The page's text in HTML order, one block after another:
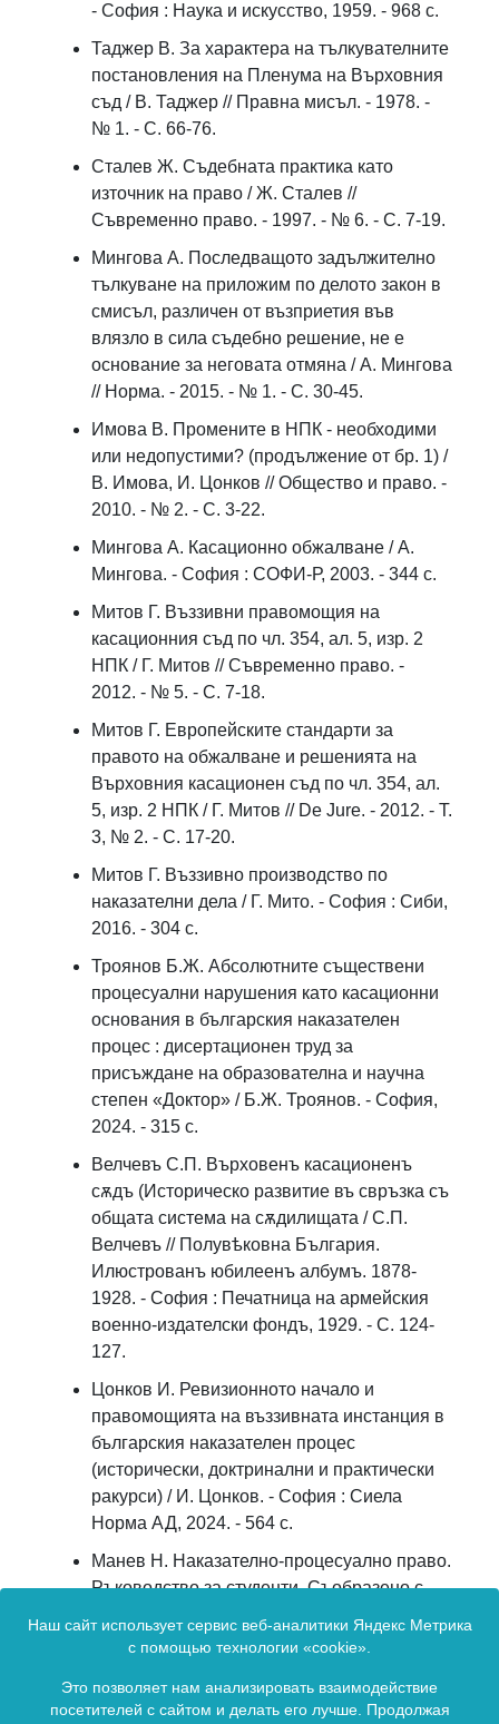
- София : Наука и искусство, 1959. - 968 c.
Таджер В. За характера на тълкувателните
постановления на Пленума на Върховния
съд / В. Таджер // Правна мисъл. - 1978. -
№ 1. - С. 66-76.
Сталев Ж. Съдебната практика като
източник на право / Ж. Сталев //
Съвременно право. - 1997. - № 6. - С. 7-19.
Мингова А. Последващото задължително
тълкуване на приложим по делото закон в
смисъл, различен от възприетия във
влязло в сила съдебно решение, не е
основание за неговата отмяна / А. Мингова
// Норма. - 2015. - № 1. - С. 30-45.
Имова В. Промените в НПК - необходими
или недопустими? (продължение от бр. 1) /
В. Имова, И. Цонков // Общество и право. -
2010. - № 2. - С. 3-22.
Мингова А. Касационно обжалване / А.
Мингова. - София : СОФИ-Р, 2003. - 344 с.
Митов Г. Въззивни правомощия на
касационния съд по чл. 354, ал. 5, изр. 2
НПК / Г. Митов // Съвременно право. -
2012. - № 5. - С. 7-18.
Митов Г. Европейските стандарти за
правото на обжалване и решенията на
Върховния касационен съд по чл. 354, ал.
5, изр. 2 НПК / Г. Митов // De Jure. - 2012. - Т.
3, № 2. - С. 17-20.
Митов Г. Въззивно производство по
наказателни дела / Г. Мито. - София : Сиби,
2016. - 304 c.
Троянов Б.Ж. Абсолютните съществени
процесуални нарушения като касационни
основания в българския наказателен
процес : дисертационен труд за
присъждане на образователна и научна
степен «Доктор» / Б.Ж. Троянов. - София,
2024. - 315 с.
Велчевъ С.П. Върховенъ касационенъ
сѫдъ (Историческо развитие въ свръзка съ
общата система на сѫдилищата / С.П.
Велчевъ // Полувѣковна България.
Илюстрованъ юбилеенъ албумъ. 1878-
1928. - София : Печатница на армейския
военно-издателски фондъ, 1929. - С. 124-
127.
Цонков И. Ревизионното начало и
правомощията на въззивната инстанция в
българския наказателен процес
(исторически, доктринални и практически
ракурси) / И. Цонков. - София : Сиела
Норма АД, 2024. - 564 c.
Манев Н. Наказателно-процесуално право.
Ръководство за студенти. Съобразено с
сила от 29.04.2006 г. и третата поправка в
27 от 2006 г.) / Н. Манев. - София : Ромина,
Наш сайт использует сервис веб-аналитики Яндекс Метрика
с помощью технологии «cookie».
Это позволяет нам анализировать взаимодействие
посетителей с сайтом и делать его лучше. Продолжая